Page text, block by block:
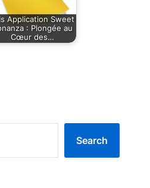
Application Sweet
: Plongée au
Cœur des…
Search